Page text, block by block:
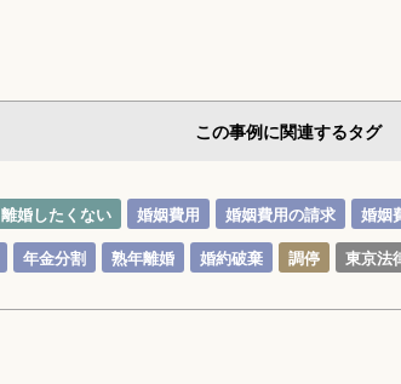
この事例に関連するタグ
離婚したくない 婚姻費用 婚姻費用の請求 婚姻
年金分割 熟年離婚 婚約破棄 調停 東京法